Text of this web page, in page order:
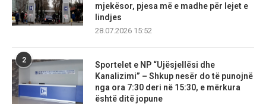
mjekësor, pjesa më e madhe për lejet e
lindjes
28.07.2026 15:52
2
Sportelet e NP “Ujësjellësi dhe
Kanalizimi” – Shkup nesër do të punojnë
nga ora 7:30 deri në 15:30, e mërkura
është ditë jopune